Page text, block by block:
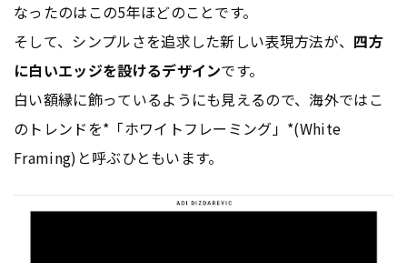
なったのはこの5年ほどのことです。
そして、シンプルさを追求した新しい表現方法が、 四方
に白いエッジを設けるデザインです。
白い額縁に飾っているようにも見えるので、海外ではこ
のトレンドを*「ホワイトフレーミング」*(White
Framing)と呼ぶひともいます。